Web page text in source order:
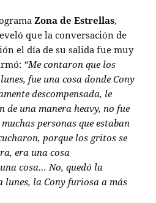
Zona de Estrellas,
que la conversación de
el día de su salida fue muy
“Me contaron que los
fue una cosa donde Cony
descompensada, le
una manera heavy, no fue
personas que estaban
porque los gritos se
era una cosa
cosa… No, quedó la
lunes, la Cony furiosa a más